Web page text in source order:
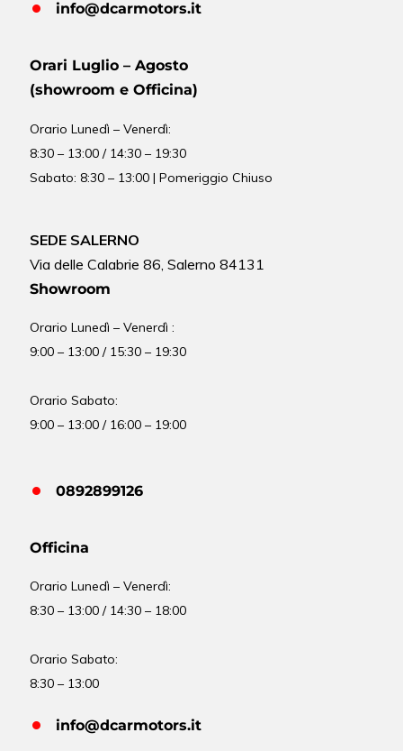
info@dcarmotors.it
Orari Luglio – Agosto
(showroom e Officina)
OrarioLunedì – Venerdì:
8:30 – 13:00 / 14:30 – 19:30
Sabato: 8:30 – 13:00 | Pomeriggio Chiuso
SEDE SALERNO
Via delle Calabrie 86, Salerno 84131
Showroom
Orario Lunedì – Venerdì :
9:00 – 13:00 / 15:30 – 19:30
Orario Sabato:
9:00 – 13:00 / 16:00 – 19:00
0892899126
Officina
OrarioLunedì – Venerdì:
8:30 – 13:00 / 14:30 – 18:00
Orario Sabato:
8:30 – 13:00
info@dcarmotors.it